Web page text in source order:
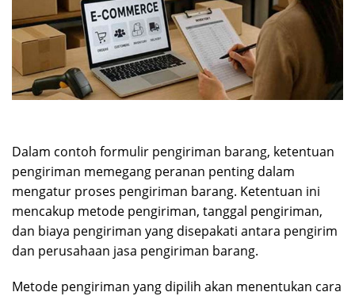
Dalam contoh formulir pengiriman barang, ketentuan
pengiriman memegang peranan penting dalam
mengatur proses pengiriman barang. Ketentuan ini
mencakup metode pengiriman, tanggal pengiriman,
dan biaya pengiriman yang disepakati antara pengirim
dan perusahaan jasa pengiriman barang.
Metode pengiriman yang dipilih akan menentukan cara